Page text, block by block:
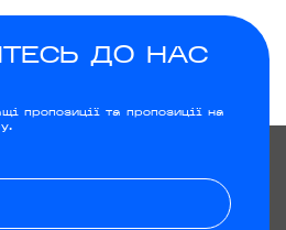
ДО НАС
пропозиції та пропозиції на